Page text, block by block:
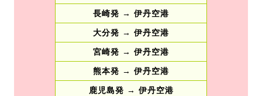
長崎発 → 伊丹空港
大分発 → 伊丹空港
宮崎発 → 伊丹空港
熊本発 → 伊丹空港
鹿児島発 → 伊丹空港